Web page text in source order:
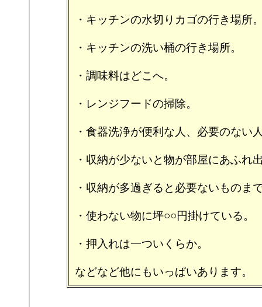
・キッチンの水切りカゴの行き場所
・キッチンの洗い桶の行き場所。
・調味料はどこへ。
・レンジフードの掃除。
・食器洗浄が便利な人、必要のない
・収納が少ないと物が部屋にあふれ
・収納が多過ぎると必要ないものま
・使わない物に坪○○円掛けている。
・押入れは一ついくらか。
などなど他にもいっぱいあります。